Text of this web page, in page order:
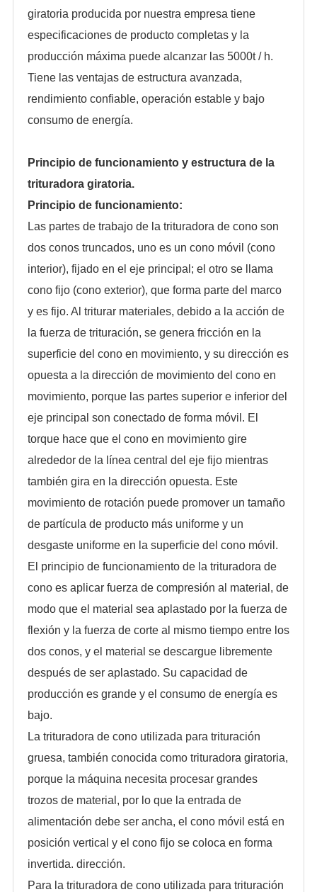
giratoria producida por nuestra empresa tiene
especificaciones de producto completas y la
producción máxima puede alcanzar las 5000t / h.
Tiene las ventajas de estructura avanzada,
rendimiento confiable, operación estable y bajo
consumo de energía.
Principio de funcionamiento y estructura de la
trituradora giratoria.
Principio de funcionamiento:
Las partes de trabajo de la trituradora de cono son
dos conos truncados, uno es un cono móvil (cono
interior), fijado en el eje principal; el otro se llama
cono fijo (cono exterior), que forma parte del marco
y es fijo. Al triturar materiales, debido a la acción de
la fuerza de trituración, se genera fricción en la
superficie del cono en movimiento, y su dirección es
opuesta a la dirección de movimiento del cono en
movimiento, porque las partes superior e inferior del
eje principal son conectado de forma móvil. El
torque hace que el cono en movimiento gire
alrededor de la línea central del eje fijo mientras
también gira en la dirección opuesta. Este
movimiento de rotación puede promover un tamaño
de partícula de producto más uniforme y un
desgaste uniforme en la superficie del cono móvil.
El principio de funcionamiento de la trituradora de
cono es aplicar fuerza de compresión al material, de
modo que el material sea aplastado por la fuerza de
flexión y la fuerza de corte al mismo tiempo entre los
dos conos, y el material se descargue libremente
después de ser aplastado. Su capacidad de
producción es grande y el consumo de energía es
bajo.
La trituradora de cono utilizada para trituración
gruesa, también conocida como trituradora giratoria,
porque la máquina necesita procesar grandes
trozos de material, por lo que la entrada de
alimentación debe ser ancha, el cono móvil está en
posición vertical y el cono fijo se coloca en forma
invertida. dirección.
Para la trituradora de cono utilizada para trituración